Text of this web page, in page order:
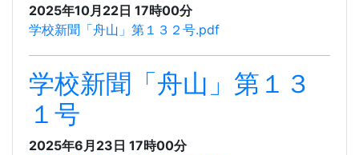
2025年10月22日 17時00分
学校新聞「舟山」第１３２号.pdf
学校新聞「舟山」第１３
１号
2025年6月23日 17時00分